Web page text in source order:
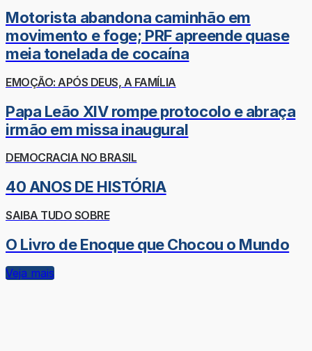
Motorista abandona caminhão em
movimento e foge; PRF apreende quase
meia tonelada de cocaína
EMOÇÃO: APÓS DEUS, A FAMÍLIA
Papa Leão XIV rompe protocolo e abraça
irmão em missa inaugural
DEMOCRACIA NO BRASIL
40 ANOS DE HISTÓRIA
SAIBA TUDO SOBRE
O Livro de Enoque que Chocou o Mundo
Veja mais